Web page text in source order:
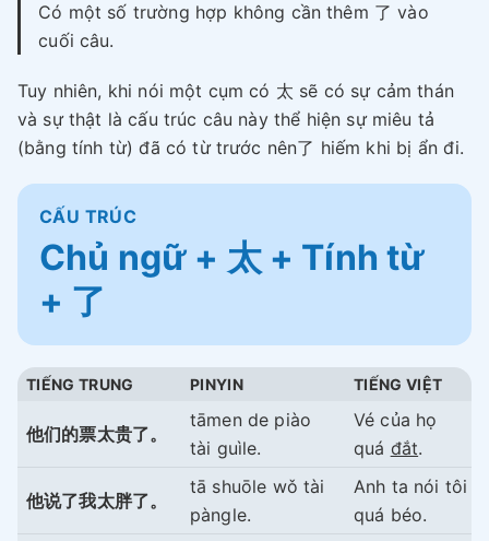
Có một số trường hợp không cần thêm 了 vào
cuối câu.
Tuy nhiên, khi nói một cụm có 太 sẽ có sự cảm thán
và sự thật là cấu trúc câu này thể hiện sự miêu tả
(bằng tính từ) đã có từ trước nên了 hiếm khi bị ẩn đi.
CẤU TRÚC
Chủ ngữ + 太 + Tính từ
+ 了
TIẾNG TRUNG PINYIN TIẾNG VIỆT
他们的票太贵了。
tāmen de piào
tài guìle.
Vé của họ
quá đắt.
他说了我太胖了。
tā shuōle wǒ tài
pàngle.
Anh ta nói tôi
quá béo.